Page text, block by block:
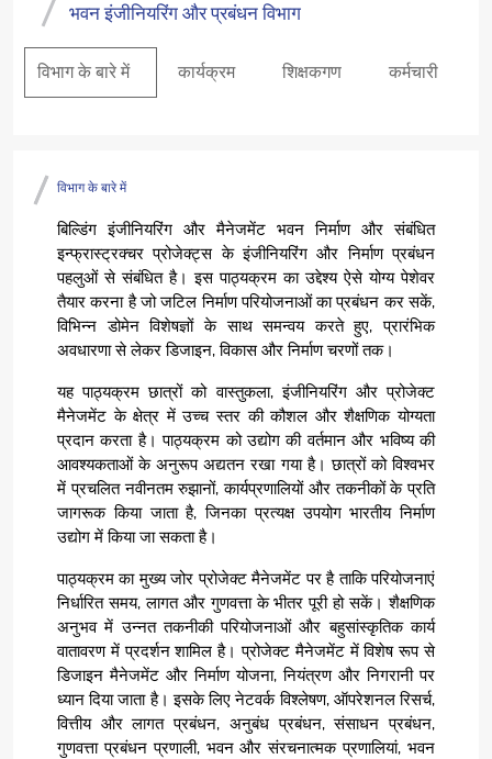
भवन इंजीनियरिंग और प्रबंधन विभाग
विभाग के बारे में कार्यक्रम शिक्षकगण कर्मचारी
विभाग के बारे में
बिल्डिंग इंजीनियरिंग और मैनेजमेंट भवन निर्माण और संबंधित
इन्फ्रास्ट्रक्चर प्रोजेक्ट्स के इंजीनियरिंग और निर्माण प्रबंधन
पहलुओं से संबंधित है। इस पाठ्यक्रम का उद्देश्य ऐसे योग्य पेशेवर
तैयार करना है जो जटिल निर्माण परियोजनाओं का प्रबंधन कर सकें,
विभिन्न डोमेन विशेषज्ञों के साथ समन्वय करते हुए, प्रारंभिक
अवधारणा से लेकर डिजाइन, विकास और निर्माण चरणों तक।
यह पाठ्यक्रम छात्रों को वास्तुकला, इंजीनियरिंग और प्रोजेक्ट
मैनेजमेंट के क्षेत्र में उच्च स्तर की कौशल और शैक्षणिक योग्यता
प्रदान करता है। पाठ्यक्रम को उद्योग की वर्तमान और भविष्य की
आवश्यकताओं के अनुरूप अद्यतन रखा गया है। छात्रों को विश्वभर
में प्रचलित नवीनतम रुझानों, कार्यप्रणालियों और तकनीकों के प्रति
जागरूक किया जाता है, जिनका प्रत्यक्ष उपयोग भारतीय निर्माण
उद्योग में किया जा सकता है।
पाठ्यक्रम का मुख्य जोर प्रोजेक्ट मैनेजमेंट पर है ताकि परियोजनाएं
निर्धारित समय, लागत और गुणवत्ता के भीतर पूरी हो सकें। शैक्षणिक
अनुभव में उन्नत तकनीकी परियोजनाओं और बहुसांस्कृतिक कार्य
वातावरण में प्रदर्शन शामिल है। प्रोजेक्ट मैनेजमेंट में विशेष रूप से
डिजाइन मैनेजमेंट और निर्माण योजना, नियंत्रण और निगरानी पर
ध्यान दिया जाता है। इसके लिए नेटवर्क विश्लेषण, ऑपरेशनल रिसर्च,
वित्तीय और लागत प्रबंधन, अनुबंध प्रबंधन, संसाधन प्रबंधन,
गुणवत्ता प्रबंधन प्रणाली, भवन और संरचनात्मक प्रणालियां, भवन